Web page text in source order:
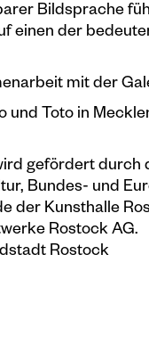
Bildsprache
einen der
mit der
und Toto in
gefördert
Bundes- und
der Kunsthalle
Rostock AG.
Rostock